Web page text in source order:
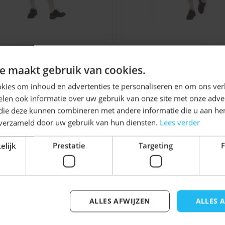
op de
de oranje kleur
lederhose niet
oranje
feesten
Formule 1,
opvallende kleur past
waar oranje
klaar voor het feest.
als je direct
Groen
€ 24,99 € 24,99
iets voor u zijn!
met de tabtoets. U kunt de carrousel overslaan
maakt gebruik van cookies.
om inhoud en advertenties te personaliseren en om ons
ook informatie over uw gebruik van onze site met onze
deze kunnen combineren met andere informatie die u aan
door uw gebruik van hun diensten. Lees verder
Prestatie Targeting
ALLES
ALLES AFWIJZEN
Ontvang5%
KORTING!
Schrijf je nu in voor de nieuwsbrief en ontvang toegang
tot exclusieve kortingen!
Voor- en achternaam
Inschrijven